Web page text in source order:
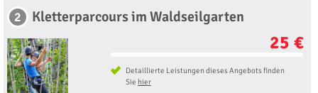
2 Kletterparcours im Waldseilgarten
25 €
Detaillierte Leistungen dieses Angebots finden
Sie hier